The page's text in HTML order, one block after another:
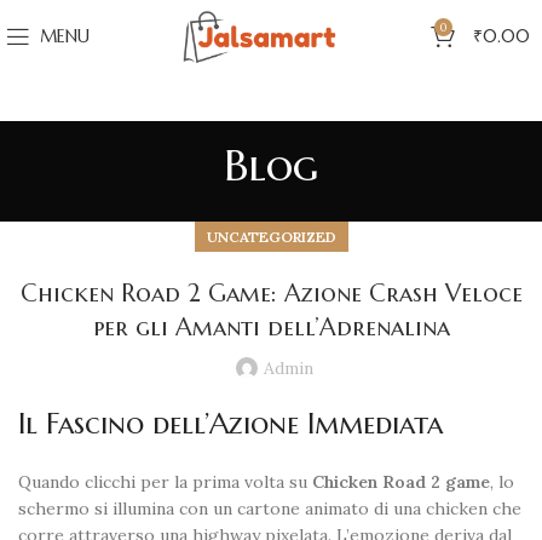
MENU 0 ₹0.00
Blog
UNCATEGORIZED
Chicken Road 2 Game: Azione Crash Veloce
per gli Amanti dell’Adrenalina
Admin
Il Fascino dell’Azione Immediata
Quando clicchi per la prima volta su Chicken Road 2 game, lo
schermo si illumina con un cartone animato di una chicken che
corre attraverso una highway pixelata. L’emozione deriva dal